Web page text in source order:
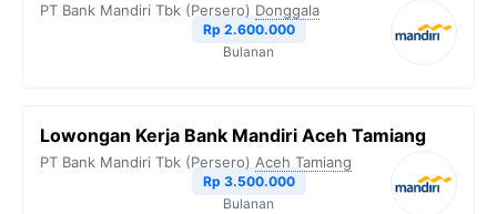
PT Bank Mandiri Tbk (Persero) Donggala
Rp 2.600.000
Bulanan
Lowongan Kerja Bank Mandiri Aceh Tamiang
PT Bank Mandiri Tbk (Persero) Aceh Tamiang
Rp 3.500.000
Bulanan